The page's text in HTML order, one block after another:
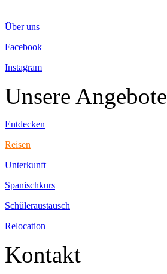
Über uns
Facebook
Instagram
Unsere Angebote
Entdecken
Reisen
Unterkunft
Spanischkurs
Schüleraustausch
Relocation
Kontakt